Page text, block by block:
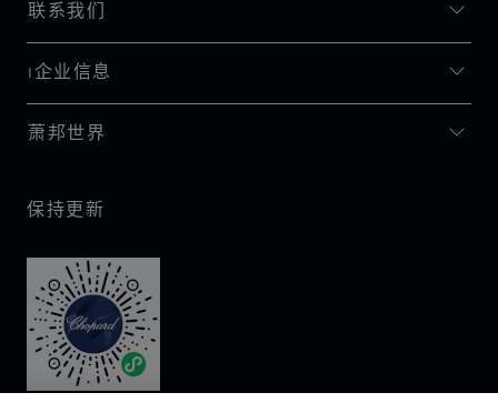
联系我们
I企业信息
萧邦世界
保持更新